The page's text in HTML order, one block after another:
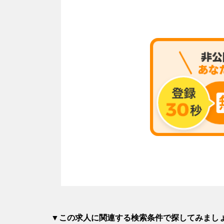
▼この求人に関連する検索条件で探してみまし